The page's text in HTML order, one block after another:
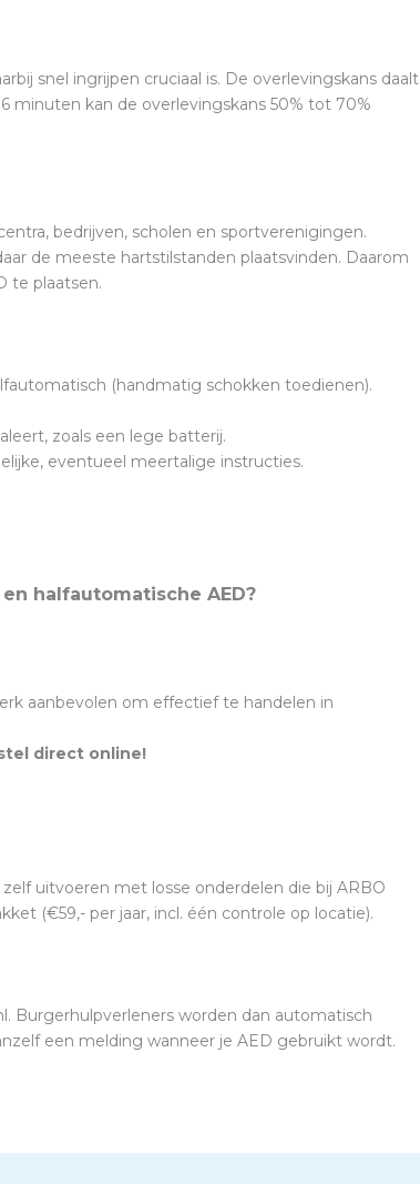
snel ingrijpen cruciaal is. De overlevingskans daalt
minuten kan de overlevingskans 50% tot 70%
bedrijven, scholen en sportverenigingen.
de meeste hartstilstanden plaatsvinden. Daarom
te plaatsen.
(handmatig schokken toedienen).
zoals een lege batterij.
eventueel meertalige instructies.
halfautomatische AED?
aanbevolen om effectief te handelen in
direct online!
uitvoeren met losse onderdelen die bij ARBO
(€59,- per jaar, incl. één controle op locatie).
Burgerhulpverleners worden dan automatisch
een melding wanneer je AED gebruikt wordt.